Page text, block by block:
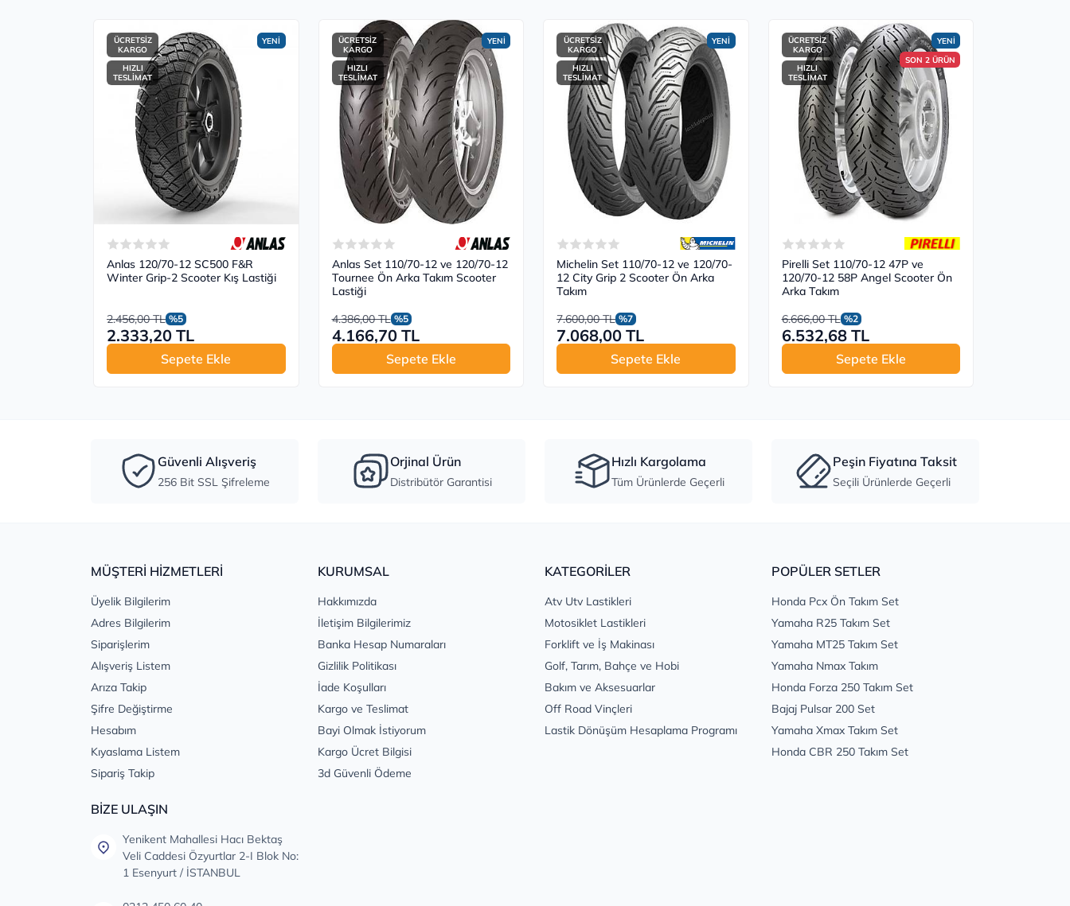
YENİ
ÜCRETSİZ
KARGO
HIZLI
TESLİMAT
Anlas 120/70-12 SC500 F&R
Winter Grip-2 Scooter Kış Lastiği
2.456,00 TL %5
2.333,20 TL
Sepete Ekle
YENİ
ÜCRETSİZ
KARGO
HIZLI
TESLİMAT
Anlas Set 110/70-12 ve 120/70-12
Tournee Ön Arka Takım Scooter
Lastiği
4.386,00 TL %5
4.166,70 TL
Sepete Ekle
YENİ
ÜCRETSİZ
KARGO
HIZLI
TESLİMAT
Michelin Set 110/70-12 ve 120/70-
12 City Grip 2 Scooter Ön Arka
Takım
7.600,00 TL %7
7.068,00 TL
Sepete Ekle
YENİ
SON 2 ÜRÜN
ÜCRETSİZ
KARGO
HIZLI
TESLİMAT
Pirelli Set 110/70-12 47P ve
120/70-12 58P Angel Scooter Ön
Arka Takım
6.666,00 TL %2
6.532,68 TL
Sepete Ekle
Güvenli Alışveriş
256 Bit SSL Şifreleme
Orjinal Ürün
Distribütör Garantisi
Hızlı Kargolama
Tüm Ürünlerde Geçerli
Peşin Fiyatına Taksit
Seçili Ürünlerde Geçerli
MÜŞTERİ HİZMETLERİ
Üyelik Bilgilerim
Adres Bilgilerim
Siparişlerim
Alışveriş Listem
Arıza Takip
Şifre Değiştirme
Hesabım
Kıyaslama Listem
Sipariş Takip
KURUMSAL
Hakkımızda
İletişim Bilgilerimiz
Banka Hesap Numaraları
Gizlilik Politikası
İade Koşulları
Kargo ve Teslimat
Bayi Olmak İstiyorum
Kargo Ücret Bilgisi
3d Güvenli Ödeme
KATEGORİLER
Atv Utv Lastikleri
Motosiklet Lastikleri
Forklift ve İş Makinası
Golf, Tarım, Bahçe ve Hobi
Bakım ve Aksesuarlar
Off Road Vinçleri
Lastik Dönüşüm Hesaplama Programı
POPÜLER SETLER
Honda Pcx Ön Takım Set
Yamaha R25 Takım Set
Yamaha MT25 Takım Set
Yamaha Nmax Takım
Honda Forza 250 Takım Set
Bajaj Pulsar 200 Set
Yamaha Xmax Takım Set
Honda CBR 250 Takım Set
BİZE ULAŞIN
Yenikent Mahallesi Hacı Bektaş
Veli Caddesi Özyurtlar 2-I Blok No:
1 Esenyurt / İSTANBUL